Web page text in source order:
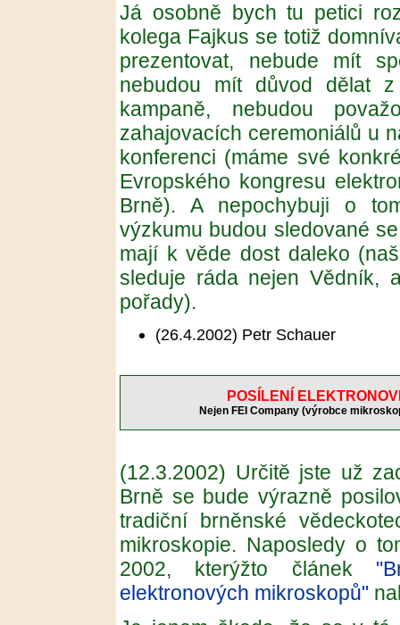
Já osobně bych tu petici
kolega Fajkus se totiž
prezentovat, nebude mít
nebudou mít důvod dělat
kampaně, nebudou
zahajovacích ceremoniálů u
konferenci (máme své
Evropského kongresu
Brně). A nepochybuji o
výzkumu budou sledované
mají k věde dost daleko
sleduje ráda nejen Vědník,
pořady).
(26.4.2002) Petr Schauer
POSÍLENÍ
Nejen FEI Company (výrobce
(12.3.2002) Určitě jste už
Brně se bude výrazně
tradiční brněnské
mikroskopie. Naposledy o
2002, kterýžto článek
elektronových mikroskopů"